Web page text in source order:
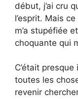
début, j’ai cru
l’esprit. Mais
m’a stupéfiée
choquante qui
C’était
toutes les
revenir